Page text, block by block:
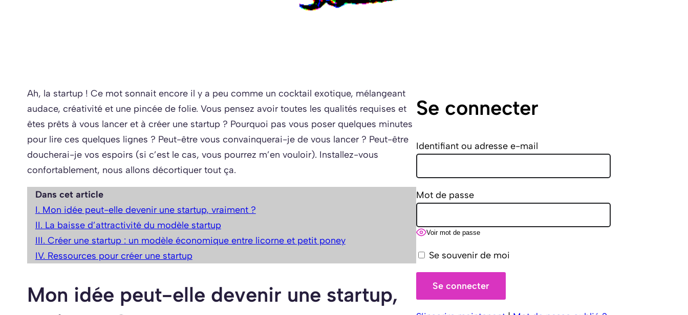
Ah, la startup ! Ce mot sonnait encore il y a peu comme un cocktail exotique, mélangeant
audace, créativité et une pincée de folie. Vous pensez avoir toutes les qualités requises et
êtes prêts à vous lancer et à créer une startup ? Pourquoi pas vous poser quelques minutes
pour lire ces quelques lignes ? Peut-être vous convainquerai-je de vous lancer ? Peut-être
doucherai-je vos espoirs (si c’est le cas, vous pourrez m’en vouloir). Installez-vous
confortablement, nous allons décortiquer tout ça.
Dans cet article
I. Mon idée peut-elle devenir une startup, vraiment ?
II. La baisse d’attractivité du modèle startup
III. Créer une startup : un modèle économique entre licorne et petit poney
IV. Ressources pour créer une startup
Mon idée peut-elle devenir une startup,
Se connecter
Identifiant ou adresse e-mail
Mot de passe
Voir mot de passe
Se souvenir de moi